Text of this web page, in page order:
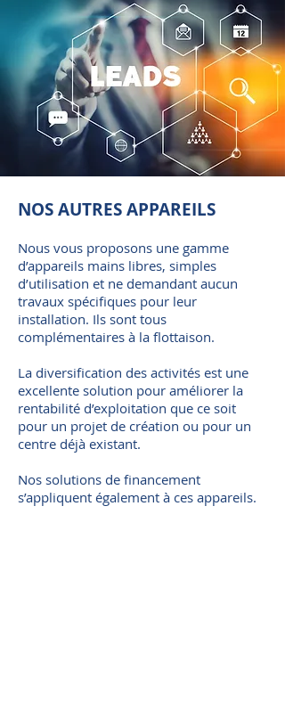
NOS AUTRES APPAREILS
Nous vous proposons une gamme
d’appareils mains libres, simples
d’utilisation et ne demandant aucun
travaux spécifiques pour leur
installation. Ils sont tous
complémentaires à la flottaison.
La diversification des activités est une
excellente solution pour améliorer la
rentabilité d’exploitation que ce soit
pour un projet de création ou pour un
centre déjà existant.
Nos solutions de financement
s’appliquent également à ces appareils.